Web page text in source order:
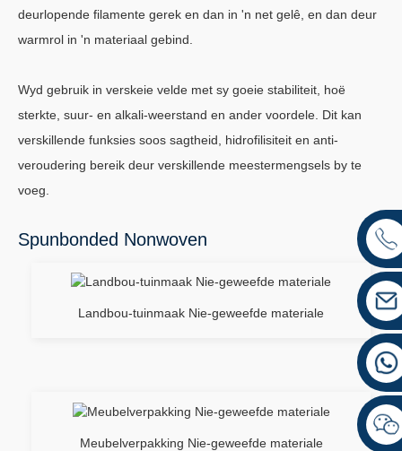
deurlopende filamente gerek en dan in 'n net gelê, en dan deur
warmrol in 'n materiaal gebind.
Wyd gebruik in verskeie velde met sy goeie stabiliteit, hoë
sterkte, suur- en alkali-weerstand en ander voordele. Dit kan
verskillende funksies soos sagtheid, hidrofilisiteit en anti-
veroudering bereik deur verskillende meestermengsels by te
voeg.
Spunbonded Nonwoven
Landbou-tuinmaak Nie-geweefde materiale
Meubelverpakking Nie-geweefde materiale